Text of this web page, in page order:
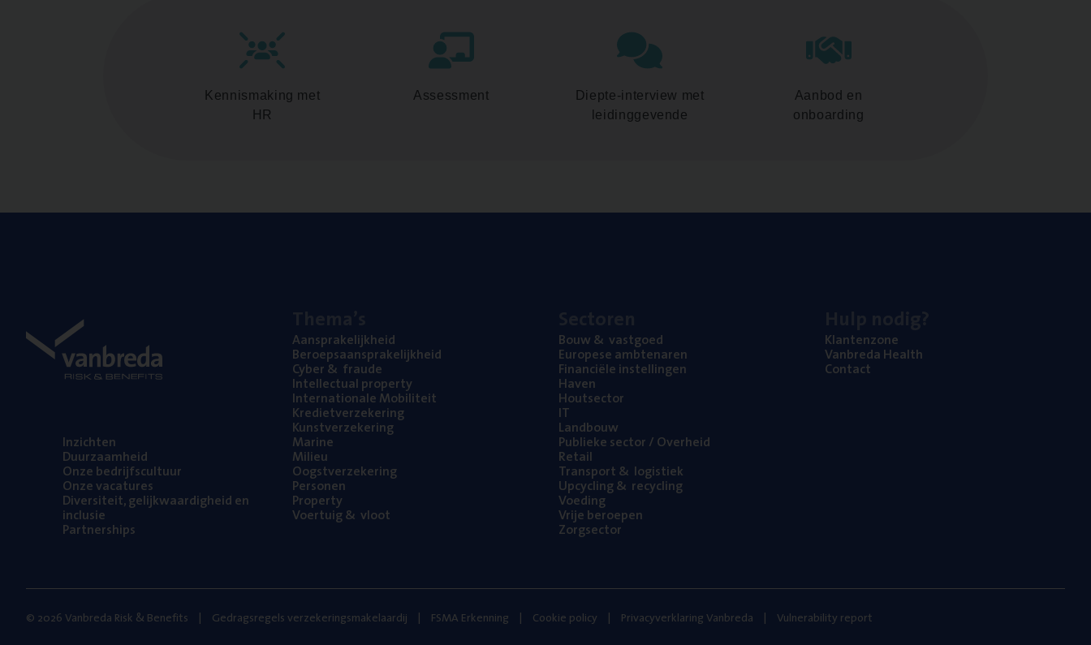
Kennismaking met
HR
Assessment
Diepte-interview met
leidinggevende
Aanbod en
onboarding
Inzich­ten
Duur­zaam­heid
Onze bedrijfs­cul­tuur
Onze vaca­tu­res
Diver­si­teit, gelijk­waar­dig­heid en
inclusie
Part­ner­ships
Aan­spra­ke­lijk­heid
Beroeps­aan­spra­ke­lijk­heid
Cyber& fraude
Intel­lec­tu­al property
Inter­na­ti­o­na­le Mobiliteit
Kre­diet­ver­ze­ke­ring
Kunst­ver­ze­ke­ring
Mari­ne
Mili­eu
Oogst­ver­ze­ke­ring
Per­so­nen
Pro­per­ty
Voer­tuig& vloot
Bouw& vastgoed
Euro­pe­se ambtenaren
Finan­ci­ë­le instellingen
Haven
Hout­sec­tor
IT
Land­bouw
Publie­ke sec­tor / Overheid
Retail
Trans­port& logistiek
Upcy­cling& recycling
Voe­ding
Vrije beroe­pen
Zorg­sec­tor
Klan­ten­zo­ne
Van­b­re­da Health
Con­tact
© 2026 Vanbreda Risk & Benefits Gedragsregels verzekeringsmakelaardij FSMA Erkenning Cookie policy Privacyverklaring Vanbreda Vulnerability report